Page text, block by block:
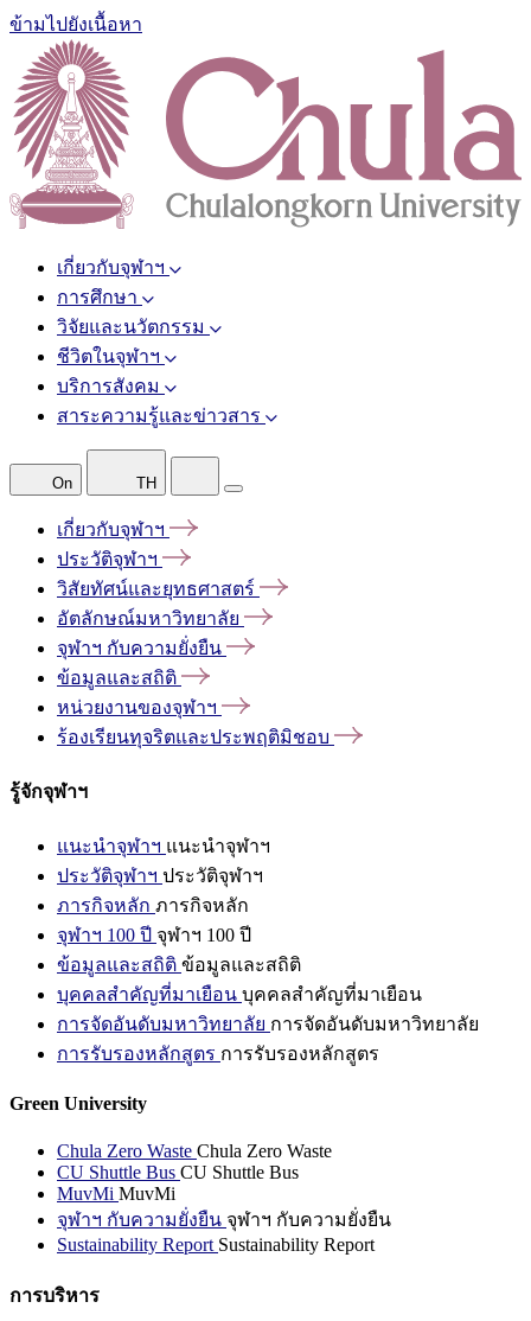
ข้ามไปยังเนื้อหา
เกี่ยวกับจุฬาฯ
การศึกษา
วิจัยและนวัตกรรม
ชีวิตในจุฬาฯ
บริการสังคม
สาระความรู้และข่าวสาร
On TH
เกี่ยวกับจุฬาฯ
ประวัติจุฬาฯ
วิสัยทัศน์และยุทธศาสตร์
อัตลักษณ์มหาวิทยาลัย
จุฬาฯ กับความยั่งยืน
ข้อมูลและสถิติ
หน่วยงานของจุฬาฯ
ร้องเรียนทุจริตและประพฤติมิชอบ
รู้จักจุฬาฯ
แนะนำจุฬาฯ แนะนำจุฬาฯ
ประวัติจุฬาฯ ประวัติจุฬาฯ
ภารกิจหลัก ภารกิจหลัก
จุฬาฯ 100 ปี จุฬาฯ 100 ปี
ข้อมูลและสถิติ ข้อมูลและสถิติ
บุคคลสำคัญที่มาเยือน บุคคลสำคัญที่มาเยือน
การจัดอันดับมหาวิทยาลัย การจัดอันดับมหาวิทยาลัย
การรับรองหลักสูตร การรับรองหลักสูตร
Green University
Chula Zero Waste Chula Zero Waste
CU Shuttle Bus CU Shuttle Bus
MuvMi MuvMi
จุฬาฯ กับความยั่งยืน จุฬาฯ กับความยั่งยืน
Sustainability Report Sustainability Report
การบริหาร